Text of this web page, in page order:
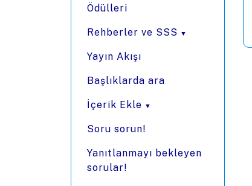
Ödülleri
Rehberler ve SSS
Yayın Akışı
Başlıklarda ara
İçerik Ekle
Soru sorun!
Yanıtlanmayı bekleyen
sorular!